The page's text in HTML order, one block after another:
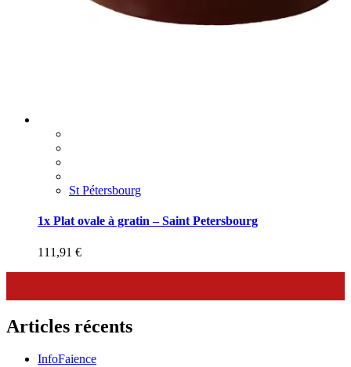
St Pétersbourg
1x Plat ovale à gratin – Saint Petersbourg
111,91 €
Articles récents
InfoFaience